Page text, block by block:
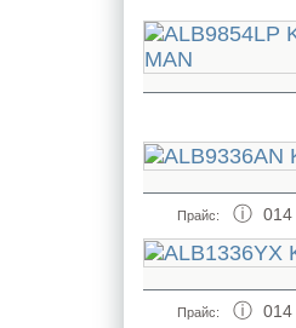
Прайс: 014
Прайс: 014